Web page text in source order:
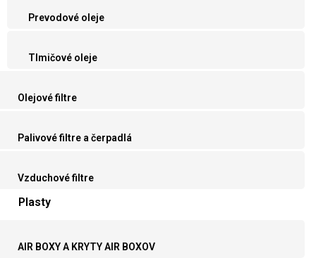
Prevodové oleje
Tlmičové oleje
Olejové filtre
Palivové filtre a čerpadlá
Vzduchové filtre
Plasty
AIR BOXY A KRYTY AIR BOXOV